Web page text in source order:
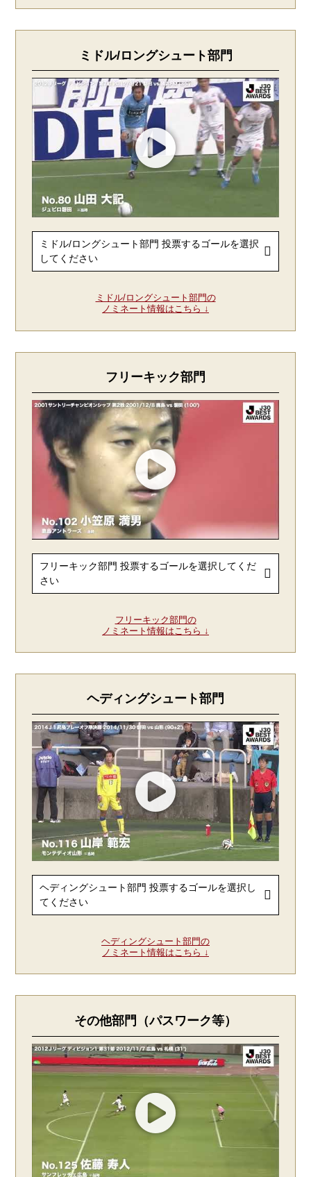
ミドル/ロングシュート部門
ミドル/ロングシュート部門の
ノミネート情報はこちら ↓
フリーキック部門
フリーキック部門の
ノミネート情報はこちら ↓
ヘディングシュート部門
ヘディングシュート部門の
ノミネート情報はこちら ↓
その他部門（パスワーク等）